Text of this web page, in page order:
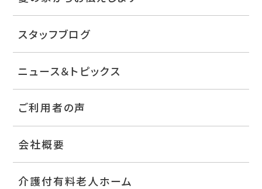
スタッフブログ
ニュース＆トピックス
ご利用者の声
会社概要
介護付有料老人ホーム